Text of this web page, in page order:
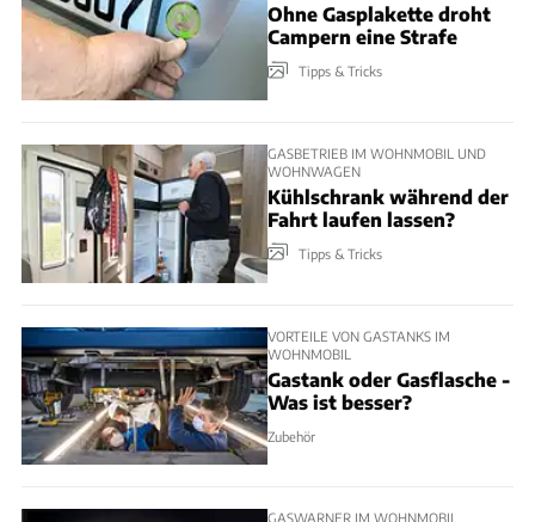
Ohne Gasplakette droht
Campern eine Strafe
Tipps & Tricks
GASBETRIEB IM WOHNMOBIL UND
WOHNWAGEN
Kühlschrank während der
Fahrt laufen lassen?
Tipps & Tricks
VORTEILE VON GASTANKS IM
WOHNMOBIL
Gastank oder Gasflasche -
Was ist besser?
Zubehör
GASWARNER IM WOHNMOBIL